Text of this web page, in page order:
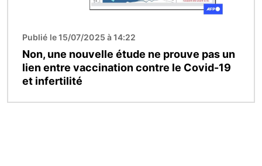
Publié le 15/07/2025 à 14:22
Non, une nouvelle étude ne prouve pas un
lien entre vaccination contre le Covid-19
et infertilité